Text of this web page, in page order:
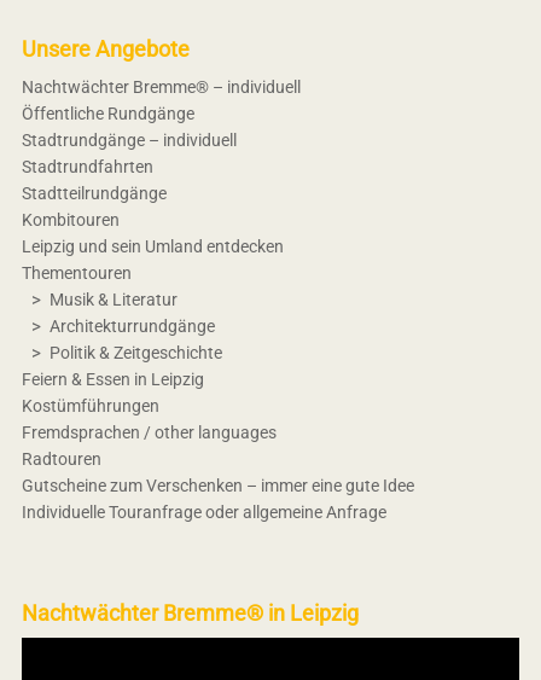
Unsere Angebote
Nachtwächter Bremme® – individuell
Öffentliche Rundgänge
Stadtrundgänge – individuell
Stadtrundfahrten
Stadtteilrundgänge
Kombitouren
Leipzig und sein Umland entdecken
Thementouren
Musik & Literatur
Architekturrundgänge
Politik & Zeitgeschichte
Feiern & Essen in Leipzig
Kostümführungen
Fremdsprachen / other languages
Radtouren
Gutscheine zum Verschenken – immer eine gute Idee
Individuelle Touranfrage oder allgemeine Anfrage
Nachtwächter Bremme® in Leipzig